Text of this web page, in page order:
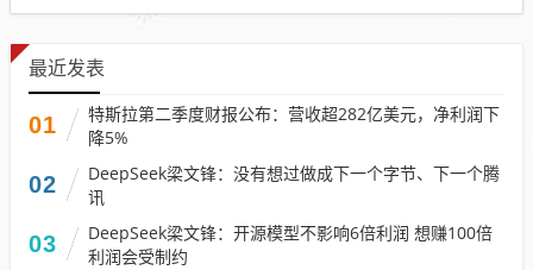
最近发表
01
特斯拉第二季度财报公布：营收超282亿美元，净利润下
降5%
02
DeepSeek梁文锋：没有想过做成下一个字节、下一个腾
讯
03
DeepSeek梁文锋：开源模型不影响6倍利润 想赚100倍
利润会受制约